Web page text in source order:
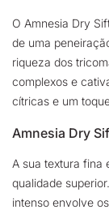
O Amnesia Dry
de uma
riqueza dos
complexos e
cítricas e um
Amnesia Dry
A sua textura fina
qualidade
intenso envolve